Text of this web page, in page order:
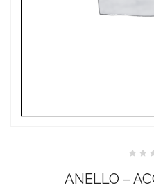
su
5
ANELLO –